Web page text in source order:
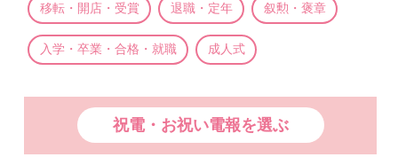
移転・開店・受賞 退職・定年 叙勲・褒章
入学・卒業・合格・就職 成人式
祝電・お祝い電報を選ぶ